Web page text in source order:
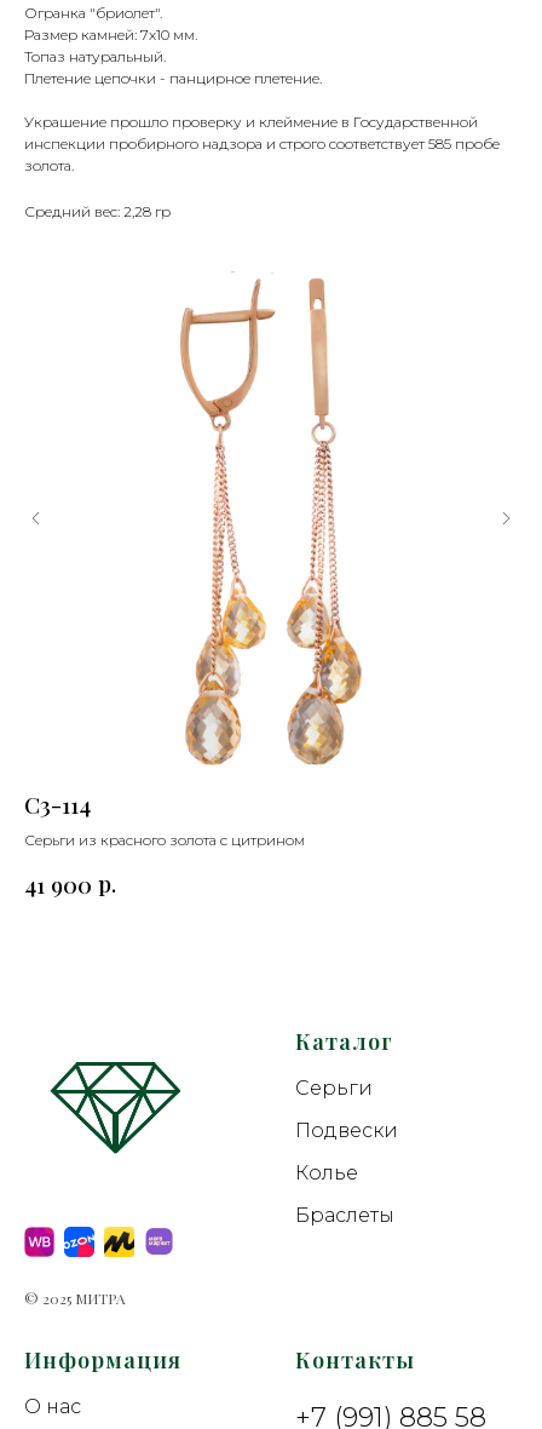
Огранка "бриолет".
Размер камней: 7х10 мм.
Топаз натуральный.
Плетение цепочки - панцирное плетение.
Украшение прошло проверку и клеймение в Государственной
инспекции пробирного надзора и строго соответствует 585 пробе
золота.
Средний вес: 2,28 гр
С3-114
Серьги из красного золота с цитрином
41 900 р.
© 2025 МИТРА
Каталог
Серьги
Подвески
Колье
Браслеты
Информация
О нас
Контакты
+7 (991) 885 58